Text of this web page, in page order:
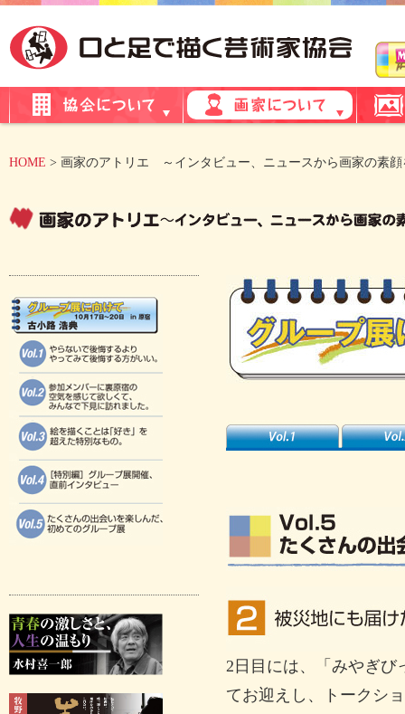
HOME > 画家のアトリエ ～インタビュー、ニュースから画家の素
2日目には、「みやぎび
てお迎えし、トークシ